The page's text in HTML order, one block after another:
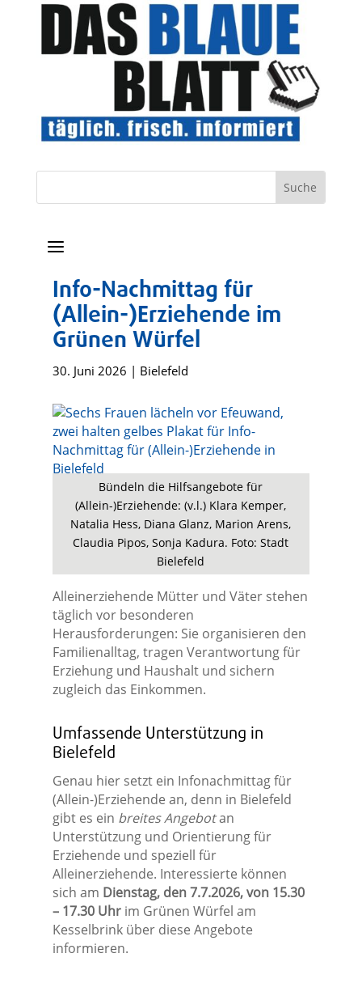
a
Info-Nachmittag für
(Allein-)Erziehende im
Grünen Würfel
30. Juni 2026 | Bielefeld
Bündeln die Hilfsangebote für
(Allein-)Erziehende: (v.l.) Klara Kemper,
Natalia Hess, Diana Glanz, Marion Arens,
Claudia Pipos, Sonja Kadura. Foto: Stadt
Bielefeld
Alleinerziehende Mütter und Väter stehen
täglich vor besonderen
Herausforderungen: Sie organisieren den
Familienalltag, tragen Verantwortung für
Erziehung und Haushalt und sichern
zugleich das Einkommen.
Umfassende Unterstützung in
Bielefeld
Genau hier setzt ein Infonachmittag für
(Allein-)Erziehende an, denn in Bielefeld
gibt es ein breites Angebotan
Unterstützung und Orientierung für
Erziehende und speziell für
Alleinerziehende. Interessierte können
sich am Dienstag, den 7.7.2026, von 15.30
– 17.30 Uhrim Grünen Würfel am
Kesselbrink über diese Angebote
informieren.